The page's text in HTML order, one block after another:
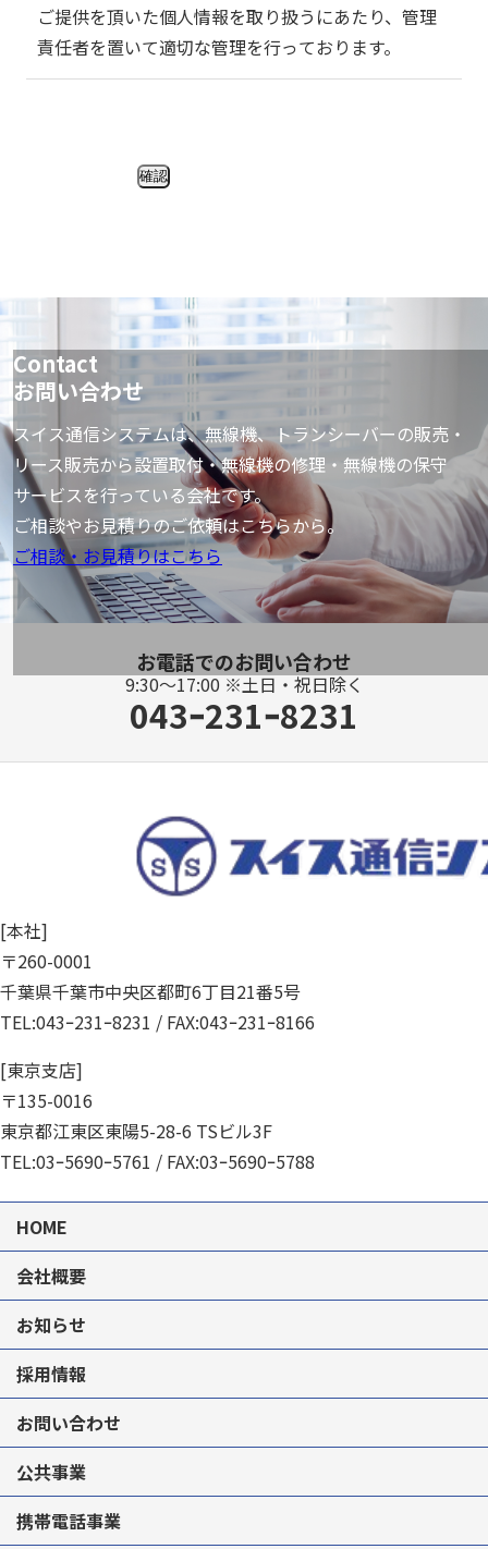
ご提供を頂いた個人情報を取り扱うにあたり、管理
責任者を置いて適切な管理を行っております。
確認
Contact
お問い合わせ
スイス通信システムは、無線機、トランシーバーの販売・
リース販売から設置取付・無線機の修理・無線機の保守
サービスを行っている会社です。
ご相談やお見積りのご依頼はこちらから。
ご相談・お見積りはこちら
お電話でのお問い合わせ
9:30～17:00 ※土日・祝日除く
043ｰ231ｰ8231
[本社]
〒260-0001
千葉県千葉市中央区都町6丁目21番5号
TEL:043ｰ231ｰ8231 / FAX:043ｰ231ｰ8166
[東京支店]
〒135-0016
東京都江東区東陽5-28-6 TSビル3F
TEL:03ｰ5690ｰ5761 / FAX:03ｰ5690ｰ5788
HOME
会社概要
お知らせ
採用情報
お問い合わせ
公共事業
携帯電話事業